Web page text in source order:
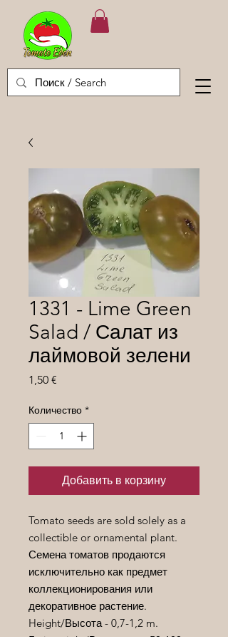
1331 - Lime Green
Salad / Салат из
лаймовой зелени
1,50 €
Количество *
Добавить в корзину
Tomato seeds are sold solely as a
collectible or ornamental plant.
Семена томатов продаются
исключительно как предмет
коллекционирования или
декоративное растение.
Height/Высота- 0,7-1,2 m.